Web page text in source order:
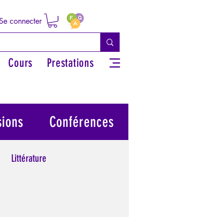
connecter
Cours Prestations
Littérature
Conférences